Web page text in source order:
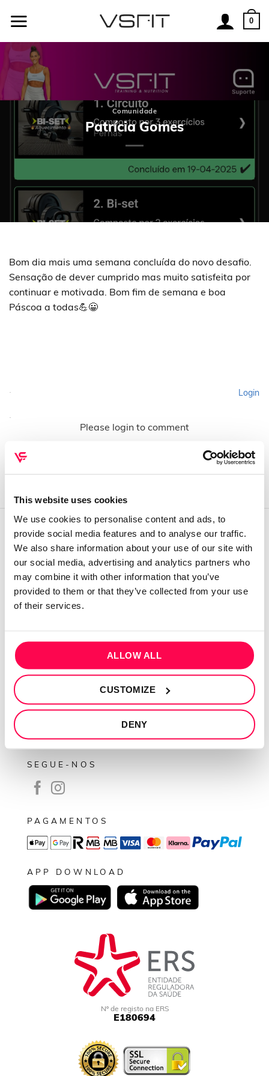
This website uses cookies
We use cookies to personalise content and ads, to
provide social media features and to analyse our traffic.
We also share information about your use of our site with
our social media, advertising and analytics partners who
may combine it with other information that you’ve
provided to them or that they’ve collected from your use
of their services.
ALLOW ALL
CUSTOMIZE
DENY
0
Comunidade
Patrícia Gomes
Bom dia mais uma semana concluída do novo desafio.
Sensação de dever cumprido mas muito satisfeita por
continuar e motivada. Bom fim de semana e boa
Páscoa a todas💪😀
Login
Please login to comment
Sobre mim
Contactos
Conta cliente
INFORMAÇÕES
Política de privacidade
Termos e condições
SEGUE-NOS
PAGAMENTOS
APP DOWNLOAD
Nº de registo na ERS
E180694